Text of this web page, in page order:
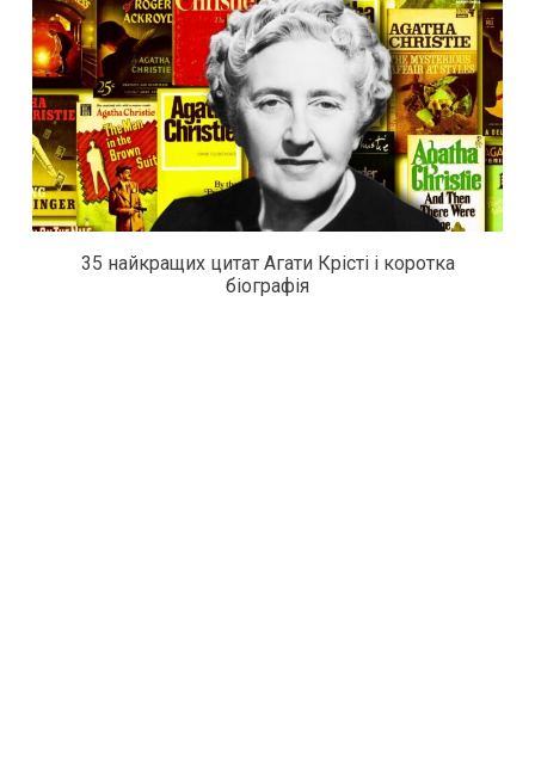
35 найкращих цитат Агати Крісті і коротка
біографія